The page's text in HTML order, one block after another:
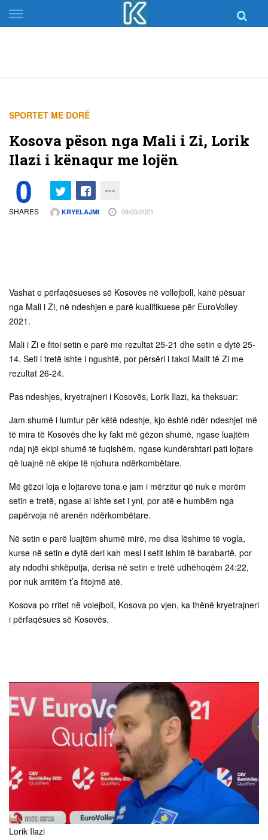
Skip
to
SPORTET ME DORË
Kosova pëson nga Mali i Zi, Lorik
Ilazi i kënaqur me lojën
0
SHARES KRYELAJMI 08/05/2021
Vashat e përfaqësueses së Kosovës në vollejboll, kanë pësuar
nga Mali i Zi, në ndeshjen e parë kualifikuese për EuroVolley
2021.
Mali i Zi e fitoi setin e parë me rezultat 25-21 dhe setin e dytë 25-
14. Seti i tretë ishte i ngushtë, por përsëri i takoi Malit të Zi me
rezultat 26-24.
Pas ndeshjes, kryetrajneri i Kosovës, Lorik Ilazi, ka theksuar:
Jam shumë i lumtur për këtë ndeshje, kjo është ndër ndeshjet më
të mira të Kosovës dhe ky fakt më gëzon shumë, ngase luajtëm
ndaj një ekipi shumë të fuqishëm, ngase kundërshtari pati lojtare
që luajnë në ekipe të njohura ndërkombëtare.
Më gëzoi loja e lojtareve tona e jam i mërzitur që nuk e morëm
setin e tretë, ngase ai ishte set i yni, por atë e humbëm nga
papërvoja në arenën ndërkombëtare.
Në setin e parë luajtëm shumë mirë, me disa lëshime të vogla,
kurse në setin e dytë deri kah mesi i setit ishim të barabartë, por
aty ndodhi shkëputja, derisa në setin e tretë udhëhoqëm 24:22,
por nuk arritëm t’a fitojmë atë.
Kosova po rritet në volejboll, Kosova po vjen, ka thënë kryetrajneri
i përfaqësues së Kosovës.
Lorik Ilazi